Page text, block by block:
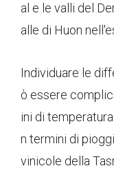
al e le valli del
alle di Huon
Individuare le
ò essere
ini di
n termini di
vinicole della